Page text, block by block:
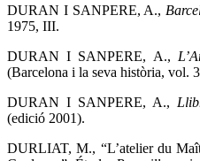
DURAN I SANPERE, A.,
1975, III.
DURAN I SANPERE, A.,
(Barcelona i la seva història, vol.
DURAN I SANPERE, A.,
(edició 2001).
DURLIAT, M., “L’atelier du